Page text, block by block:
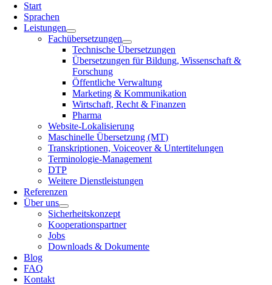
Start
Sprachen
Leistungen
Fachübersetzungen
Technische Übersetzungen
Übersetzungen für Bildung, Wissenschaft &
Forschung
Öffentliche Verwaltung
Marketing & Kommunikation
Wirtschaft, Recht & Finanzen
Pharma
Website-Lokalisierung
Maschinelle Übersetzung (MT)
Transkriptionen, Voiceover & Untertitelungen
Terminologie-Management
DTP
Weitere Dienstleistungen
Referenzen
Über uns
Sicherheitskonzept
Kooperationspartner
Jobs
Downloads & Dokumente
Blog
FAQ
Kontakt